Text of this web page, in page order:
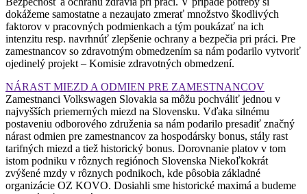
dokážeme samostatne a nezaujato zmerať množstvo škodlivých
faktorov v pracovných podmienkach a tým poukázať na ich
intenzitu resp. navrhnúť zlepšenie ochrany a bezpečia pri práci. Pre
zamestnancov so zdravotným obmedzením sa nám podarilo vytvoriť
ojedinelý projekt – Komisie zdravotných obmedzení.
NÁRAST MIEZD A ODMIEN PRE ZAMESTNANCOV
Zamestnanci Volkswagen Slovakia sa môžu pochváliť jednou v
najvyšších priemerných miezd na Slovensku. Vďaka silnému
postaveniu odborového združenia sa nám podarilo presadiť značný
nárast odmien pre zamestnancov za hospodársky bonus, stály rast
tarifných miezd a tiež historický bonus. Dorovnanie platov v tom
istom podniku v rôznych regiónoch Slovenska Niekoľkokrát
zvýšené mzdy v rôznych podnikoch, kde pôsobia základné
organizácie OZ KOVO. Dosiahli sme historické maximá a budeme